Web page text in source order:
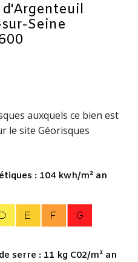
Seine
auxquels ce bien est
le site Géorisques
: 104 kwh/m² an
serre : 11 kg C02/m² an